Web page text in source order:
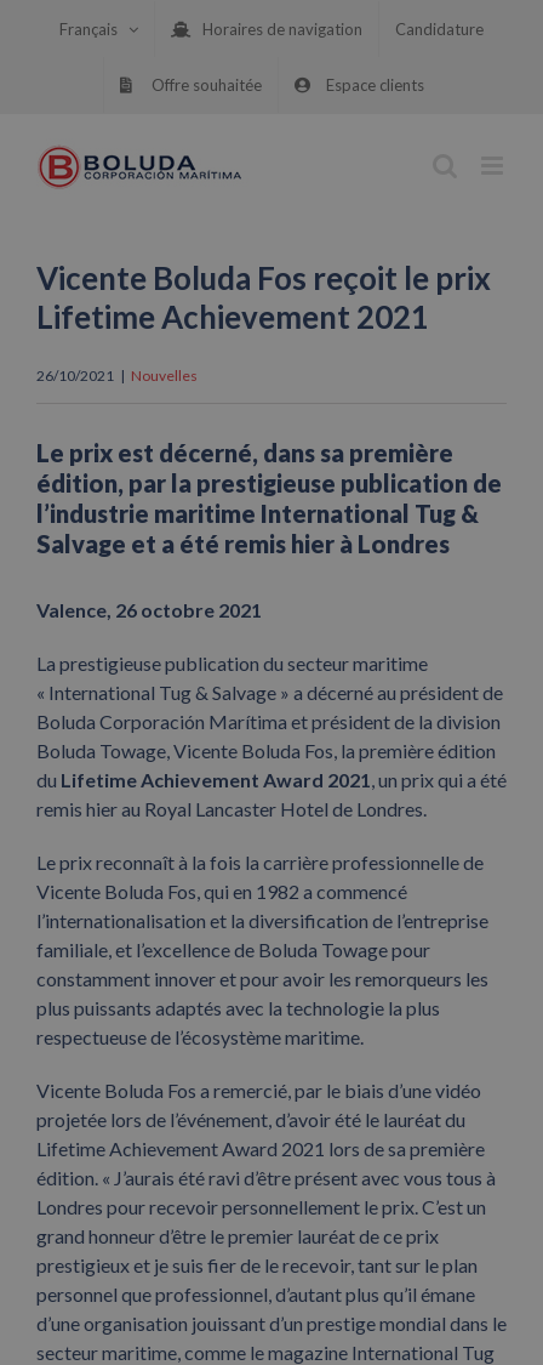
Français Horaires de navigation Candidature
Offre souhaitée Espace clients
Vicente Boluda Fos reçoit le prix
Lifetime Achievement 2021
26/10/2021 | Nouvelles
Le prix est décerné, dans sa première
édition, par la prestigieuse publication de
l’industrie maritime International Tug &
Salvage et a été remis hier à Londres
Valence, 26 octobre 2021
La prestigieuse publication du secteur maritime
« International Tug & Salvage » a décerné au président de
Boluda Corporación Marítima et président de la division
Boluda Towage, Vicente Boluda Fos, la première édition
du Lifetime Achievement Award 2021, un prix qui a été
remis hier au Royal Lancaster Hotel de Londres.
Le prix reconnaît à la fois la carrière professionnelle de
Vicente Boluda Fos, qui en 1982 a commencé
l’internationalisation et la diversification de l’entreprise
familiale, et l’excellence de Boluda Towage pour
constamment innover et pour avoir les remorqueurs les
plus puissants adaptés avec la technologie la plus
respectueuse de l’écosystème maritime.
Vicente Boluda Fos a remercié, par le biais d’une vidéo
projetée lors de l’événement, d’avoir été le lauréat du
Lifetime Achievement Award 2021 lors de sa première
édition. « J’aurais été ravi d’être présent avec vous tous à
Londres pour recevoir personnellement le prix. C’est un
grand honneur d’être le premier lauréat de ce prix
prestigieux et je suis fier de le recevoir, tant sur le plan
personnel que professionnel, d’autant plus qu’il émane
d’une organisation jouissant d’un prestige mondial dans le
secteur maritime, comme le magazine International Tug